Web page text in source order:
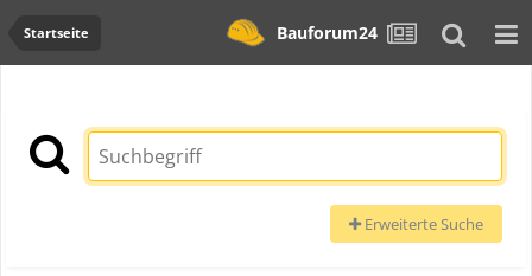
Startseite Bauforum24
Erweiterte Suche